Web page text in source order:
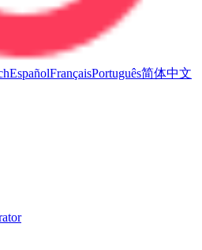
EspañolFrançaisPortuguês简体中文